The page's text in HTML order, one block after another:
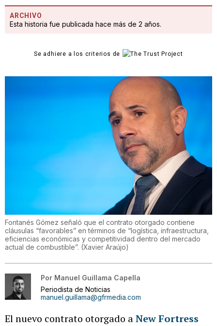
ARCHIVO
Esta historia fue publicada hace más de 2 años.
Se adhiere a los criterios de
Fontanés Gómez señaló que el contrato otorgado contiene
cláusulas “favorables” en términos de “logística, infraestructura,
eficiencias económicas y competitividad dentro del mercado
actual de combustible”. (Xavier Araújo)
Por Manuel Guillama Capella
Periodista de Noticias
manuel.guillama@gfrmedia.com
El nuevo contrato otorgado aNew Fortress